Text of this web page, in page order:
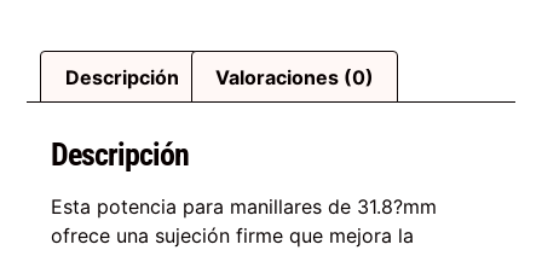
Descripción Valoraciones (0)
Descripción
Esta potencia para manillares de 31.8?mm
ofrece una sujeción firme que mejora la